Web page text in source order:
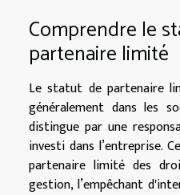
Comprendre le
partenaire limité
Le statut de partenaire
généralement dans les
distingue par une
investi dans l’entreprise.
partenaire limité des
gestion, l’empêchant